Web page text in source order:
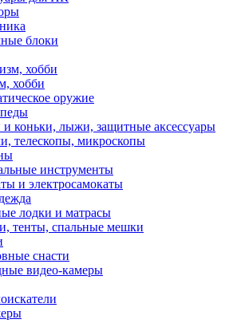
блоки
хобби
оружие
и коньки, лыжи, защитные аксессуары
телескопы, микроскопы
инструменты
и электросамокаты
лодки и матрасы
тенты, спальные мешки
снасти
видео-камеры